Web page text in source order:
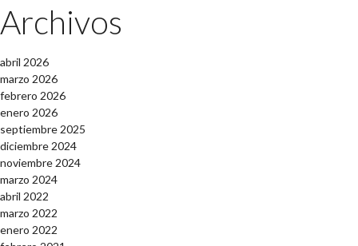
Archivos
abril 2026
marzo 2026
febrero 2026
enero 2026
septiembre 2025
diciembre 2024
noviembre 2024
marzo 2024
abril 2022
marzo 2022
enero 2022